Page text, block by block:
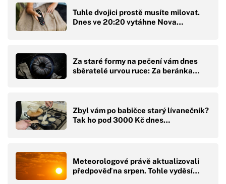
Tuhle dvojici prostě musíte milovat.
Dnes ve 20:20 vytáhne Nova…
Za staré formy na pečení vám dnes
sběratelé urvou ruce: Za beránka…
Zbyl vám po babičce starý lívanečník?
Tak ho pod 3000 Kč dnes…
Meteorologové právě aktualizovali
předpověď na srpen. Tohle vyděsí…